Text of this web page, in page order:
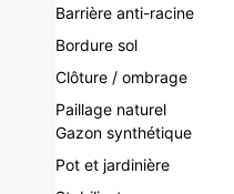
Barrière anti-racine
Bordure sol
Clôture / ombrage
Paillage naturel
Gazon synthétique
Pot et jardinière